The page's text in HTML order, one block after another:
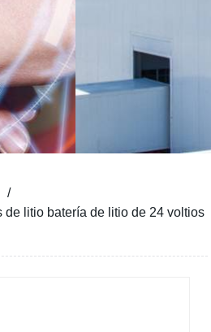
los productos
de litio batería de litio de 24 voltios